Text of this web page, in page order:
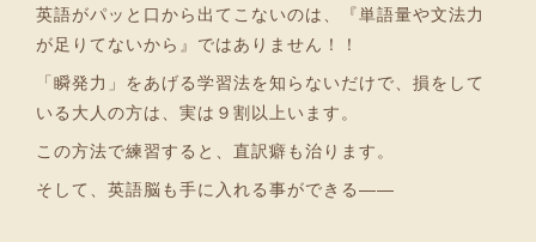
英語がパッと口から出てこないのは、『単語量や文法力
が足りてないから』ではありません！！
「瞬発力」をあげる学習法を知らないだけで、損をして
いる大人の方は、実は９割以上います。
この方法で練習すると、直訳癖も治ります。
そして、英語脳も手に入れる事ができる――